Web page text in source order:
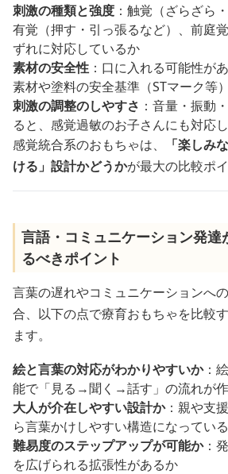
刺激の種類と強度 ：触覚（ざらざら
有覚（押す・引っ張るなど）、前庭
ずれに対応しているか
素材の安全性 ：口に入れる可能性が
素材や塗料の安全基準（STマーク等
刺激の調整のしやすさ ：音量・振動
ると、感覚過敏のお子さんにも対応
感覚統合系のおもちゃは、
「楽しみ
ける」設計かどうかが最大の比較ポイ
言語・コミュニケーション発達
るべきポイント
言葉の遅れやコミュニケーションへ
合、以下の点で療育おもちゃを比較
ます。
絵と言葉の対応がわかりやすいか：
能で「見る→聞く→話す」の流れが
大人が介在しやすい設計か：親や支
ら言葉かけしやすい構造になってい
難易度のステップアップが可能か：
を広げられる拡張性があるか